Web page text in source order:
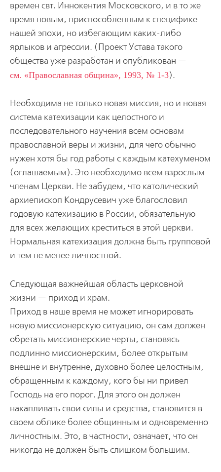
времен свт. Иннокентия Московского, и в то же
время новым, приспособленным к специфике
нашей эпохи, но избегающим каких-либо
ярлыков и агрессии. (Проект Устава такого
общества уже разработан и опубликован —
см. «Православная община», 1993, № 1-3).
Необходима не только новая миссия, но и новая
система катехизации как целостного и
последовательного научения всем основам
православной веры и жизни, для чего обычно
нужен хотя бы год работы с каждым катехуменом
(оглашаемым). Это необходимо всем взрослым
членам Церкви. Не забудем, что католический
архиепископ Кондрусевич уже благословил
годовую катехизацию в России, обязательную
для всех желающих креститься в этой церкви.
Нормальная катехизация должна быть групповой
и тем не менее личностной.
Следующая важнейшая область церковной
жизни — приход и храм.
Приход в наше время не может игнорировать
новую миссионерскую ситуацию, он сам должен
обретать миссионерские черты, становясь
подлинно миссионерским, более открытым
внешне и внутренне, духовно более целостным,
обращенным к каждому, кого бы ни привел
Господь на его порог. Для этого он должен
накапливать свои силы и средства, становится в
своем облике более общинным и одновременно
личностным. Это, в частности, означает, что он
никогда не должен быть слишком большим.